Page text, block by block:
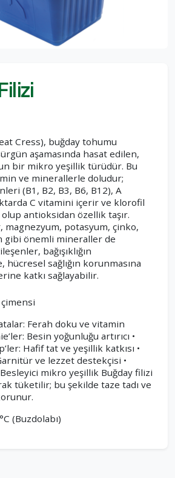
Cress), buğday tohumu
aşamasında hasat edilen,
bir mikro yeşillik türüdür. Bu
ve minerallerle doludur;
(B1, B2, B3, B6, B12), A
C vitamini içerir ve klorofil
olup antioksidan özellik taşır.
magnezyum, potasyum, çinko,
gibi önemli mineraller de
bağışıklığın
sağlığın korunmasına
katkı sağlayabilir.
çimensi
Ferah doku ve vitamin
Besin yoğunluğu artırıcı •
Hafif tat ve yeşillik katkısı •
ve lezzet destekçisi •
mikro yeşillik Buğday filizi
tüketilir; bu şekilde taze tadı ve
(Buzdolabı)